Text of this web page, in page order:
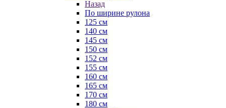
Назад
По ширине рулона
125 см
140 см
145 см
150 см
152 см
155 см
160 см
165 см
170 см
180 см